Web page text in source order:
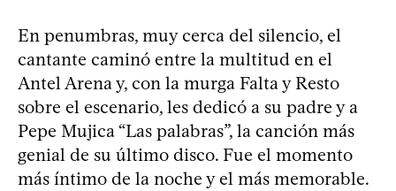
En penumbras, muy cerca del silencio, el
cantante caminó entre la multitud en el
Antel Arena y, con la murga Falta y Resto
sobre el escenario, les dedicó a su padre y a
Pepe Mujica “Las palabras”, la canción más
genial de su último disco. Fue el momento
más íntimo de la noche y el más memorable.